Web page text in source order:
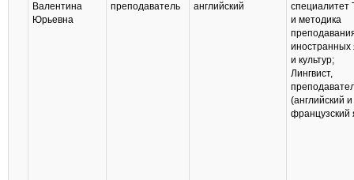
Валентина
Юрьевна
преподаватель
английский
специалитет
и методика
иностранных
и культур;
Лингвист,
(английский и
французский